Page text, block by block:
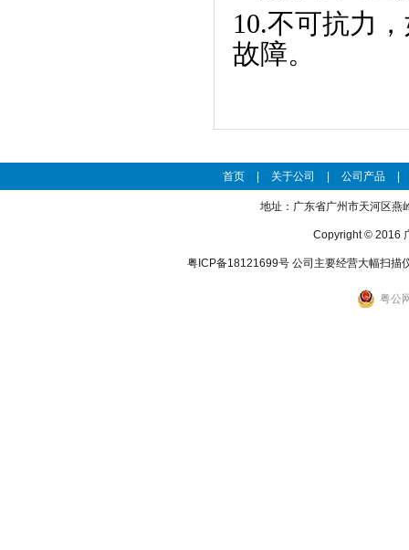
10.不可抗力
故障。
首页 关于公司 公司产品
地址：广东省广州市天河区
Copyright © 2016
粤ICP备18121699号公司主要经营大幅扫描
粤公